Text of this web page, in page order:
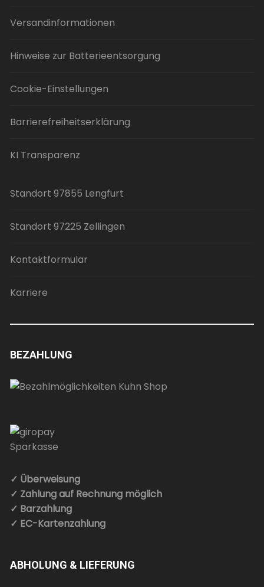
Versandinformationen
Hinweise zur Batterieentsorgung
Cookie-Einstellungen
Barrierefreiheitserklärung
KI Transparenz
Standort 97855 Lengfurt
Standort 97225 Zellingen
Kontaktformular
Karriere
BEZAHLUNG
✓ Überweisung
✓ Zahlung auf Rechnung möglich
✓ Barzahlung
✓ EC-Kartenzahlung
ABHOLUNG & LIEFERUNG